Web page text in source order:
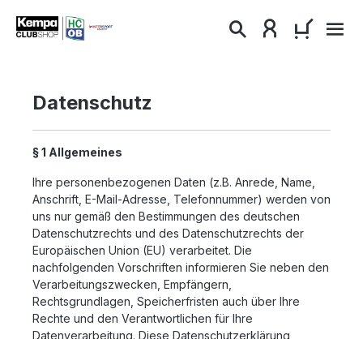
springen
Datenschutz
§ 1 Allgemeines
Ihre personenbezogenen Daten (z.B. Anrede, Name,
Anschrift, E-Mail-Adresse, Telefonnummer) werden von
uns nur gemäß den Bestimmungen des deutschen
Datenschutzrechts und des Datenschutzrechts der
Europäischen Union (EU) verarbeitet. Die
nachfolgenden Vorschriften informieren Sie neben den
Verarbeitungszwecken, Empfängern,
Rechtsgrundlagen, Speicherfristen auch über Ihre
Rechte und den Verantwortlichen für Ihre
Datenverarbeitung. Diese Datenschutzerklärung